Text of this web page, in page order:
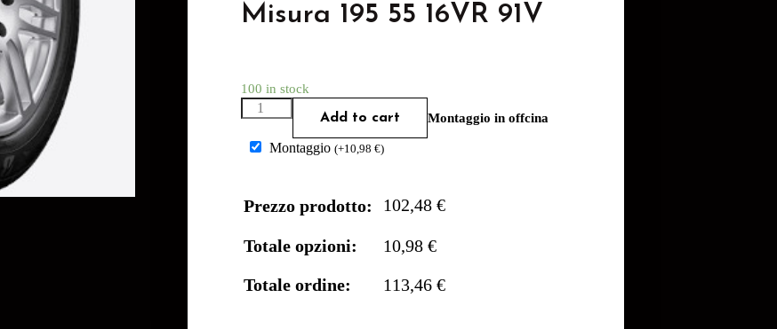
Misura 195 55 16VR 91V
100 in stock
Add to cart Montaggio in offcina
Montaggio (+10,98 €)
Prezzo prodotto: 102,48 €
Totale opzioni:
10,98 €
Totale ordine:
113,46 €